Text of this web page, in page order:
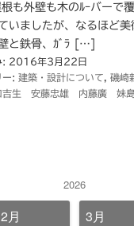
も外壁も木のﾙｰバーで
いましたが、なるほど美
と鉄骨、ｶﾞﾗ […]
: 2016年3月22日
ー: 建築・設計について
磯崎
生 安藤忠雄 内藤廣 妹
2026
2月 3月